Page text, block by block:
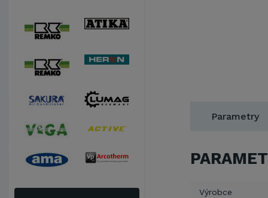
Parametry
Výrobce